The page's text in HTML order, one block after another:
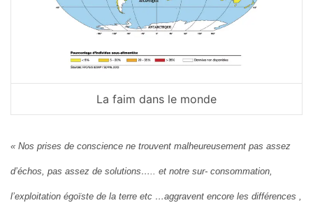
La faim dans le monde
« Nos prises de conscience ne trouvent malheureusement pas assez
d’échos, pas assez de solutions….. et notre sur- consommation,
l’exploitation égoïste de la terre etc …aggravent encore les différences ,